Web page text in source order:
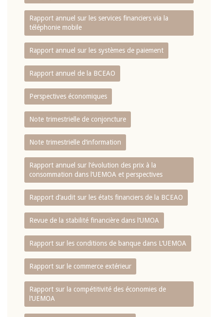
Rapport annuel sur les services financiers via la
téléphonie mobile
Rapport annuel sur les systèmes de paiement
Rapport annuel de la BCEAO
Perspectives économiques
Note trimestrielle de conjoncture
Note trimestrielle d‘information
Rapport annuel sur l‘évolution des prix à la
consommation dans l‘UEMOA et perspectives
Rapport d‘audit sur les états financiers de la BCEAO
Revue de la stabilité financière dans l‘UMOA
Rapport sur les conditions de banque dans L‘UEMOA
Rapport sur le commerce extérieur
Rapport sur la compétitivité des économies de
l‘UEMOA